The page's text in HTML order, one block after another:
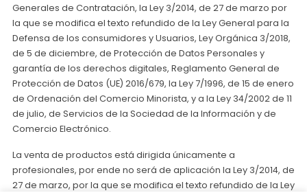
Generales de Contratación, la Ley 3/2014, de 27 de marzo por
la que se modifica el texto refundido de la Ley General para la
Defensa de los consumidores y Usuarios, Ley Orgánica 3/2018,
de 5 de diciembre, de Protección de Datos Personales y
garantía de los derechos digitales, Reglamento General de
Protección de Datos (UE) 2016/679, la Ley 7/1996, de 15 de enero
de Ordenación del Comercio Minorista, y a la Ley 34/2002 de 11
de julio, de Servicios de la Sociedad de la Información y de
Comercio Electrónico.
La venta de productos está dirigida únicamente a
profesionales, por ende no será de aplicación la Ley 3/2014, de
27 de marzo, por la que se modifica el texto refundido de la Ley